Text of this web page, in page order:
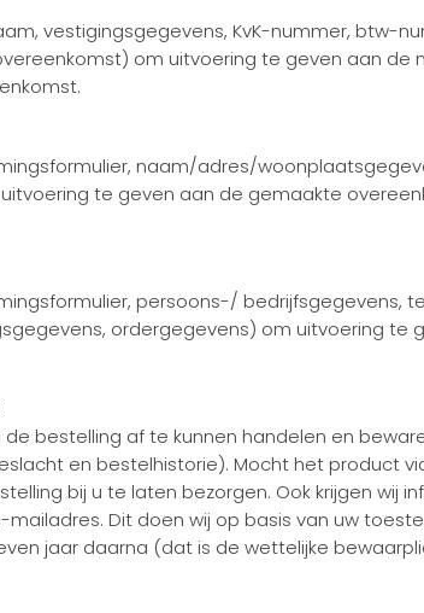
vestigingsgegevens, KvK-nummer, btw-
om uitvoering te geven aan
naam/adres/
te geven aan de gemaakte
persoons-/ bedrijfsgegevens,
ordergegevens) om uitvoering te
bestelling af te kunnen handelen en
en bestelhistorie). Mocht het product
bij u te laten bezorgen. Ook krijgen wij
Dit doen wij op basis van uw
jaar daarna (dat is de wettelijke